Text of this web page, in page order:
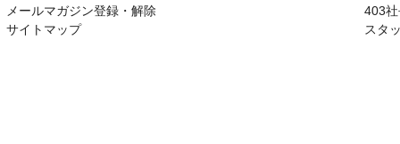
メールマガジン登録・解除
サイトマップ
403
スタ